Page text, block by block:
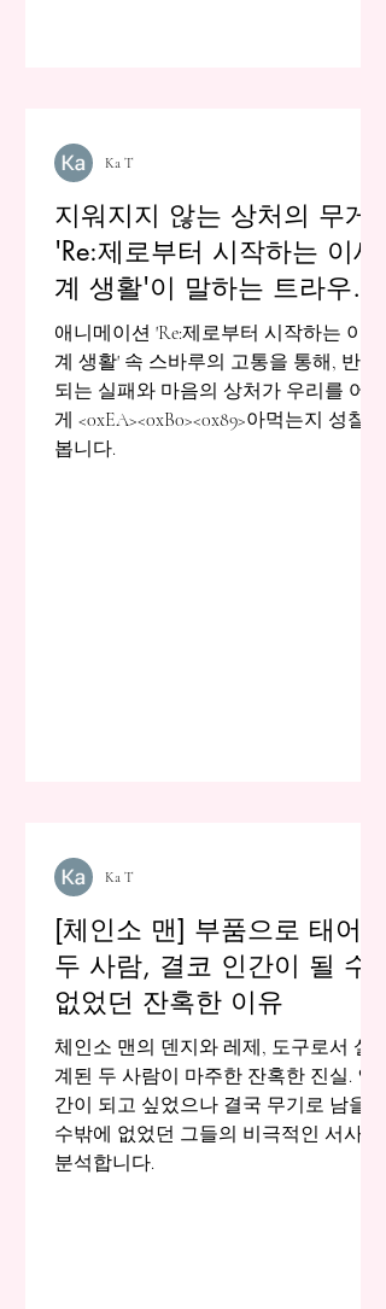
지워지지 않는 상처의 무게:
'Re:제로부터 시작하는 이세
계 생활'이 말하는 트라우마
의 실체
애니메이션 'Re:제로부터 시작하는 이세
계 생활' 속 스바루의 고통을 통해, 반복
되는 실패와 마음의 상처가 우리를 어떻
게 <0xEA><0xB0><0x89>아먹는지 성찰해
봅니다.
Ka T
[체인소 맨] 부품으로 태어난
두 사람, 결코 인간이 될 수
없었던 잔혹한 이유
체인소 맨의 덴지와 레제, 도구로서 설
계된 두 사람이 마주한 잔혹한 진실. 인
간이 되고 싶었으나 결국 무기로 남을
수밖에 없었던 그들의 비극적인 서사를
분석합니다.
Ka T